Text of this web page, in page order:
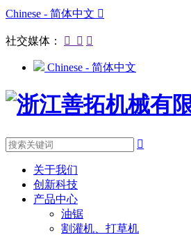
Chinese - 简体中文 
社交媒体：   
Chinese - 简体中文

关于我们
创新科技
产品中心
油锯
割灌机、打草机